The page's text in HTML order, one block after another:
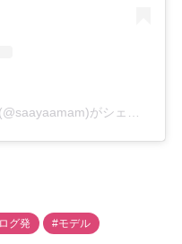
グ発 #モデル